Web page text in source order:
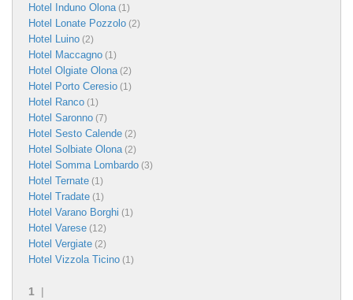
Hotel Induno Olona(1)
Hotel Lonate Pozzolo (2)
Hotel Luino (2)
Hotel Maccagno (1)
Hotel Olgiate Olona(2)
Hotel Porto Ceresio (1)
Hotel Ranco (1)
Hotel Saronno (7)
Hotel Sesto Calende (2)
Hotel Solbiate Olona(2)
Hotel Somma Lombardo (3)
Hotel Ternate (1)
Hotel Tradate (1)
Hotel Varano Borghi (1)
Hotel Varese (12)
Hotel Vergiate (2)
Hotel Vizzola Ticino (1)
1 |